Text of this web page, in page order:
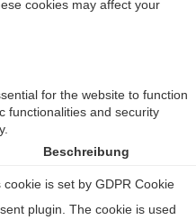
cookies may affect your
for the website to function
functionalities and security
Beschreibung
cookie is set by GDPR Cookie
plugin. The cookie is used